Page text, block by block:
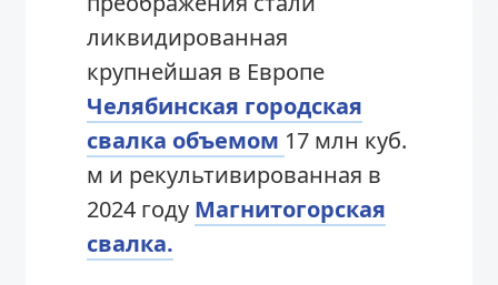
ликвидированная
крупнейшая в Европе
Челябинская городская
свалка объемом 17 млн куб.
м и рекультивированная в
2024 году Магнитогорская
свалка.